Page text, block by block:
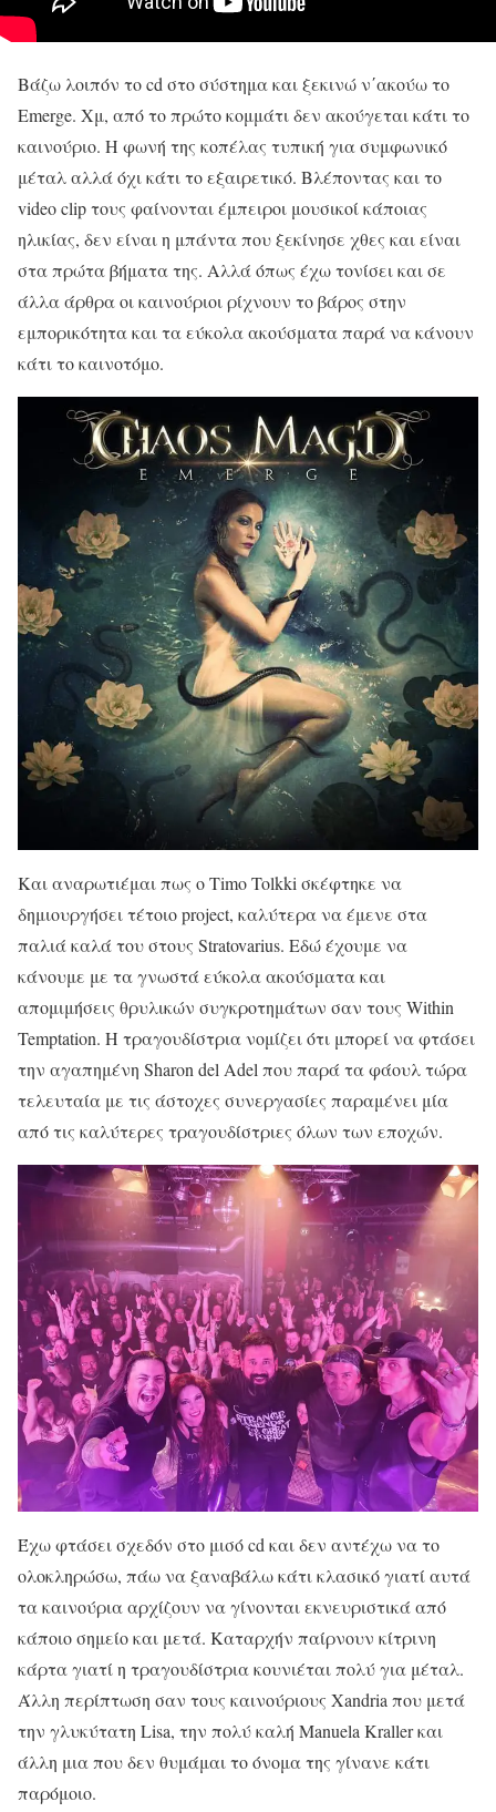
Βάζω λοιπόν το cd στο σύστημα και ξεκινώ ν΄ακούω το
Emerge. Χμ, από το πρώτο κομμάτι δεν ακούγεται κάτι το
καινούριο. Η φωνή της κοπέλας τυπική για συμφωνικό
μέταλ αλλά όχι κάτι το εξαιρετικό. Βλέποντας και το
video clip τους φαίνονται έμπειροι μουσικοί κάποιας
ηλικίας, δεν είναι η μπάντα που ξεκίνησε χθες και είναι
στα πρώτα βήματα της. Αλλά όπως έχω τονίσει και σε
άλλα άρθρα οι καινούριοι ρίχνουν το βάρος στην
εμπορικότητα και τα εύκολα ακούσματα παρά να κάνουν
κάτι το καινοτόμο.
Και αναρωτιέμαι πως ο Timo Tolkki σκέφτηκε να
δημιουργήσει τέτοιο project, καλύτερα να έμενε στα
παλιά καλά του στους Stratovarius. Εδώ έχουμε να
κάνουμε με τα γνωστά εύκολα ακούσματα και
απομιμήσεις θρυλικών συγκροτημάτων σαν τους Within
Temptation. Η τραγουδίστρια νομίζει ότι μπορεί να φτάσει
την αγαπημένη Sharon del Adel που παρά τα φάουλ τώρα
τελευταία με τις άστοχες συνεργασίες παραμένει μία
από τις καλύτερες τραγουδίστριες όλων των εποχών.
Έχω φτάσει σχεδόν στο μισό cd και δεν αντέχω να το
ολοκληρώσω, πάω να ξαναβάλω κάτι κλασικό γιατί αυτά
τα καινούρια αρχίζουν να γίνονται εκνευριστικά από
κάποιο σημείο και μετά. Καταρχήν παίρνουν κίτρινη
κάρτα γιατί η τραγουδίστρια κουνιέται πολύ για μέταλ.
Άλλη περίπτωση σαν τους καινούριους Xandria που μετά
την γλυκύτατη Lisa, την πολύ καλή Manuela Kraller και
άλλη μια που δεν θυμάμαι το όνομα της γίνανε κάτι
παρόμοιο.